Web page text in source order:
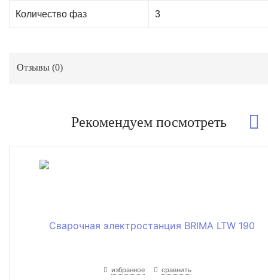
Количество фаз 3
Отзывы (0)
Рекомендуем посмотреть
избранное сравнить